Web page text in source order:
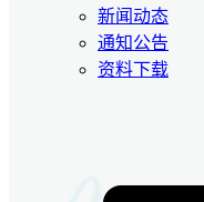
新闻动态
通知公告
资料下载